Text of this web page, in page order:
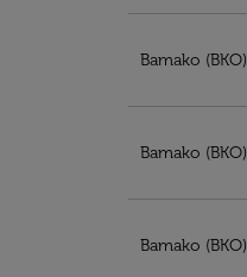
Bamako (BKO)
Bamako (BKO)
Bamako (BKO)